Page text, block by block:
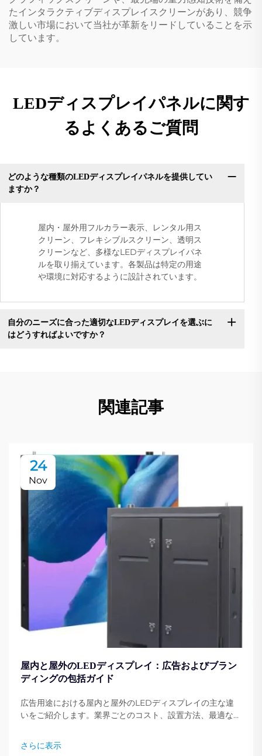
たインタラクティブディスプレイスクリーンがあり、競争
激しい市場において当社が革新をリードしていることを示
しています。
LEDディスプレイパネルに関す
るよくあるご質問
どのような種類のLEDディスプレイパネルを提供してい
ますか？
屋内・屋外用フルカラー表示、レンタル用ス
クリーン、フレキシブルスクリーン、透明ス
クリーンなど、多様なLEDディスプレイパネ
ルを取り揃えています。各製品は特定の用途
や環境に対応するように設計されています。
自分のニーズに合った適切なLEDディスプレイを選ぶに
はどうすればよいですか？
関連記事
24
Nov
屋内と屋外のLEDディスプレイ：広告およびブラン
ディングの包括ガイド
広告用途における屋内と屋外のLEDディスプレイの主な違
いをご紹介します。業界ごとのコスト、設置方法、最適な使
さらに表示